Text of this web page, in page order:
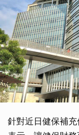
針對近日健保補取